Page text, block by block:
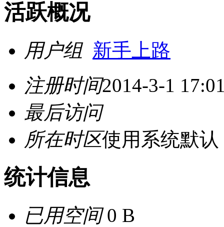
活跃概况
用户组 新手上路
注册时间2014-3-1
最后访问
所在时区使用系统默认
统计信息
已用空间0 B